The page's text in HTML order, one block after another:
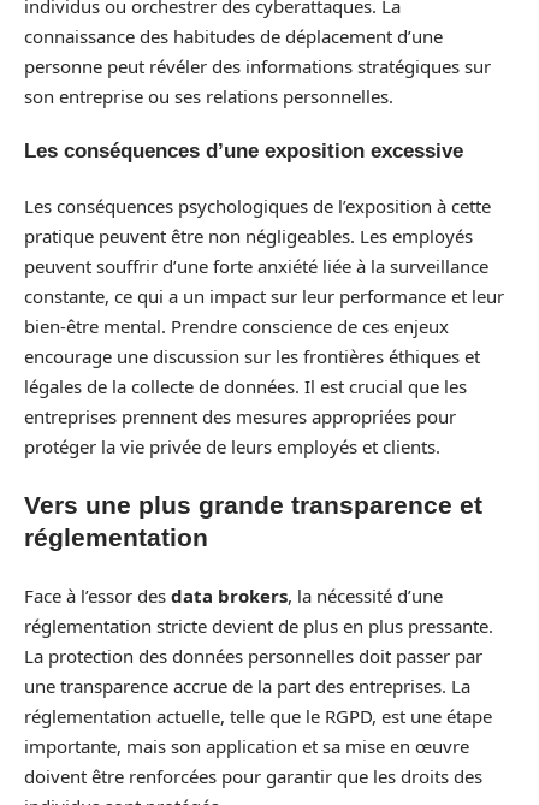
individus ou orchestrer des cyberattaques. La
connaissance des habitudes de déplacement d’une
personne peut révéler des informations stratégiques sur
son entreprise ou ses relations personnelles.
Les conséquences d’une exposition excessive
Les conséquences psychologiques de l’exposition à cette
pratique peuvent être non négligeables. Les employés
peuvent souffrir d’une forte anxiété liée à la surveillance
constante, ce qui a un impact sur leur performance et leur
bien-être mental. Prendre conscience de ces enjeux
encourage une discussion sur les frontières éthiques et
légales de la collecte de données. Il est crucial que les
entreprises prennent des mesures appropriées pour
protéger la vie privée de leurs employés et clients.
Vers une plus grande transparence et
réglementation
Face à l’essor des data brokers, la nécessité d’une
réglementation stricte devient de plus en plus pressante.
La protection des données personnelles doit passer par
une transparence accrue de la part des entreprises. La
réglementation actuelle, telle que le RGPD, est une étape
importante, mais son application et sa mise en œuvre
doivent être renforcées pour garantir que les droits des